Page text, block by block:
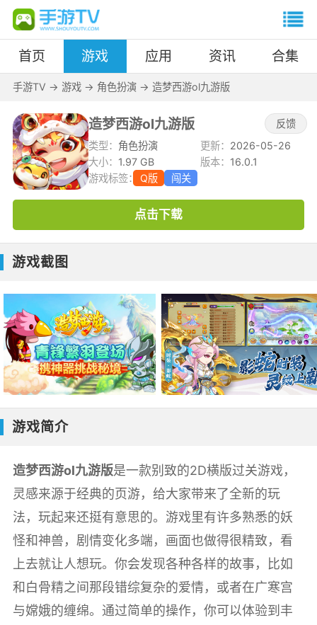
首页 游戏 应用 资讯 合集
手游TV -> 游戏-> 角色扮演-> 造梦西游ol九游版
造梦西游ol九游版
反馈
类型： 角色扮演 更新： 2026-05-26
大小： 1.97 GB 版本： 16.0.1
游戏标签：
Q版 闯关
点击下载
游戏截图
游戏简介
造梦西游ol九游版是一款别致的2D横版过关游戏，
灵感来源于经典的页游，给大家带来了全新的玩
法，玩起来还挺有意思的。游戏里有许多熟悉的妖
怪和神兽，剧情变化多端，画面也做得很精致，看
上去就让人想玩。你会发现各种各样的故事，比如
和白骨精之间那段错综复杂的爱情，或者在广寒宫
与嫦娥的缠绵。通过简单的操作，你可以体验到丰